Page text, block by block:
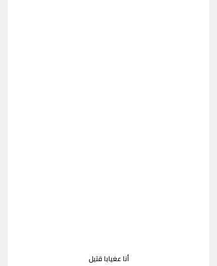
أنا عغيابا قتيل